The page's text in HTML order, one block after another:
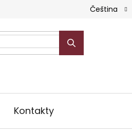
Čeština
Kontakty